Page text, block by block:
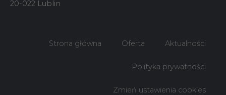
20-022 Lublin
Strona główna Oferta Aktualności
Polityka prywatności
Zmień ustawienia cookies
Te pliki cookie
one potrzebne
funkcjonowania